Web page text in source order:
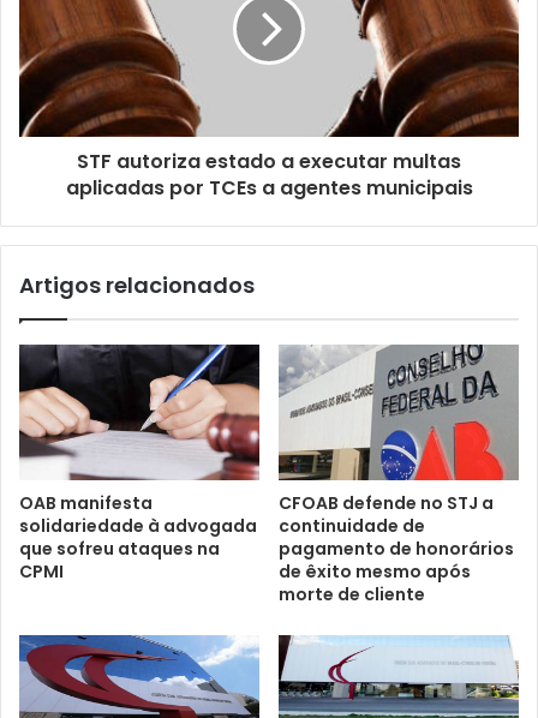
STF autoriza estado a executar multas
aplicadas por TCEs a agentes municipais
Artigos relacionados
OAB manifesta
solidariedade à advogada
que sofreu ataques na
CPMI
CFOAB defende no STJ a
continuidade de
pagamento de honorários
de êxito mesmo após
morte de cliente